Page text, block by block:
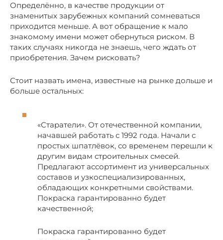
Определённо, в качестве продукции от
знаменитых зарубежных компаний сомневаться
приходится меньше. А вот обращение к мало
знакомому имени может обернуться риском. В
таких случаях никогда не знаешь, чего ждать от
приобретения. Зачем рисковать?
Стоит назвать имена, известные на рынке дольше и
больше остальных:
«Старатели». От отечественной компании,
начавшей работать с 1992 года. Начали с
простых шпатлёвок, со временем перешли к
другим видам строительных смесей.
Предлагают ассортимент из универсальных
составов и узкоспециализированных,
обладающих конкретными свойствами.
Покраска гарантированно будет
качественной;
Покраска гарантированно будет